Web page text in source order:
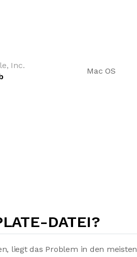
Inc.
Mac OS
DATEI?
liegt das Problem in den meisten